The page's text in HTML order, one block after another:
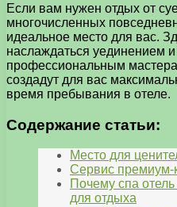
Если вам нужен отдых от
многочисленных
идеальное место для вас.
наслаждаться уединением и
профессиональным
создадут для вас
время пребывания в отеле.
Содержание статьи:
Место для
Сервис премиум-
Почему спа
для отдыха